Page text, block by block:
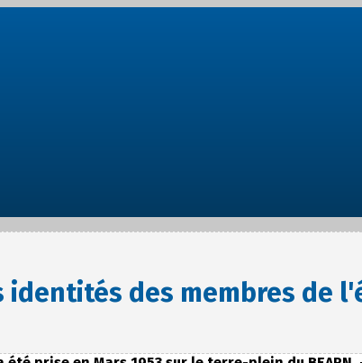
identités des membres de